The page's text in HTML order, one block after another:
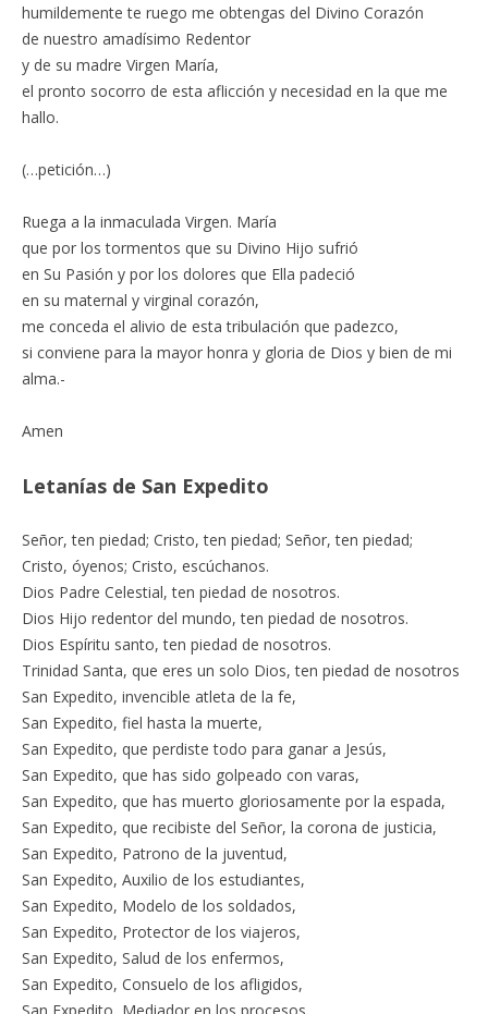
humildemente te ruego me obtengas del Divino Corazón
de nuestro amadísimo Redentor
y de su madre Virgen María,
el pronto socorro de esta aflicción y necesidad en la que me
hallo.
(…petición…)
Ruega a la inmaculada Virgen. María
que por los tormentos que su Divino Hijo sufrió
en Su Pasión y por los dolores que Ella padeció
en su maternal y virginal corazón,
me conceda el alivio de esta tribulación que padezco,
si conviene para la mayor honra y gloria de Dios y bien de mi
alma.-
Amen
Letanías de San Expedito
Señor, ten piedad; Cristo, ten piedad; Señor, ten piedad;
Cristo, óyenos; Cristo, escúchanos.
Dios Padre Celestial, ten piedad de nosotros.
Dios Hijo redentor del mundo, ten piedad de nosotros.
Dios Espíritu santo, ten piedad de nosotros.
Trinidad Santa, que eres un solo Dios, ten piedad de nosotros
San Expedito, invencible atleta de la fe,
San Expedito, fiel hasta la muerte,
San Expedito, que perdiste todo para ganar a Jesús,
San Expedito, que has sido golpeado con varas,
San Expedito, que has muerto gloriosamente por la espada,
San Expedito, que recibiste del Señor, la corona de justicia,
San Expedito, Patrono de la juventud,
San Expedito, Auxilio de los estudiantes,
San Expedito, Modelo de los soldados,
San Expedito, Protector de los viajeros,
San Expedito, Salud de los enfermos,
San Expedito, Consuelo de los afligidos,